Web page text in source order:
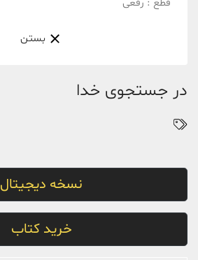
در جستجوی خدا
نسخه دیجیتال
خرید کتاب
قطع : رقعی
بستن